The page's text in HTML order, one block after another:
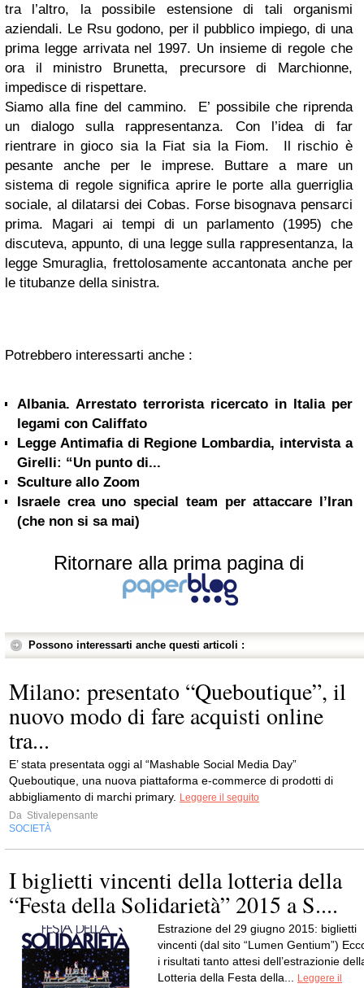
tra l’altro, la possibile estensione di tali organismi
aziendali. Le Rsu godono, per il pubblico impiego, di una
prima legge arrivata nel 1997. Un insieme di regole che
ora il ministro Brunetta, precursore di Marchionne,
impedisce di rispettare.
Siamo alla fine del cammino. E’ possibile che riprenda
un dialogo sulla rappresentanza. Con l’idea di far
rientrare in gioco sia la Fiat sia la Fiom. Il rischio è
pesante anche per le imprese. Buttare a mare un
sistema di regole significa aprire le porte alla guerriglia
sociale, al dilatarsi dei Cobas. Forse bisognava pensarci
prima. Magari ai tempi di un parlamento (1995) che
discuteva, appunto, di una legge sulla rappresentanza, la
legge Smuraglia, frettolosamente accantonata anche per
le titubanze della sinistra.
Potrebbero interessarti anche :
Albania. Arrestato terrorista ricercato in Italia per
legami con Califfato
Legge Antimafia di Regione Lombardia, intervista a
Girelli: “Un punto di...
Sculture allo Zoom
Israele crea uno special team per attaccare l’Iran
(che non si sa mai)
Ritornare alla prima pagina di
Possono interessarti anche questi articoli :
Milano: presentato “Queboutique”, il
nuovo modo di fare acquisti online
tra...
E’ stata presentata oggi al “Mashable Social Media Day”
Queboutique, una nuova piattaforma e-commerce di prodotti di
abbigliamento di marchi primary.
Leggere il seguito
Da Stivalepensante
SOCIETÀ
I biglietti vincenti della lotteria della
“Festa della Solidarietà” 2015 a S....
Estrazione del 29 giugno 2015: biglietti
vincenti (dal sito “Lumen Gentium”)
i risultati tanto attesi dell’estrazionie
Lotteria della Festa della...
Leggere il